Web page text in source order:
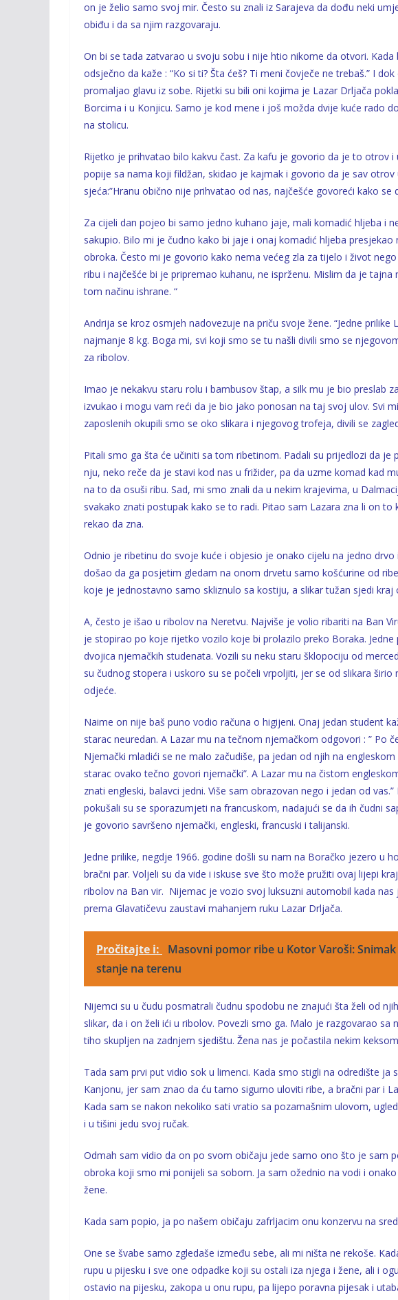
on je želio samo svoj mir. Često su znali iz Sarajeva da dođu neki
obiđu i da sa njim razgovaraju.
On bi se tada zatvarao u svoju sobu i nije htio nikome da otvori.
odsječno da kaže : “Ko si ti? Šta ćeš? Ti meni čovječe ne trebaš.” I
promaljao glavu iz sobe. Rijetki su bili oni kojima je Lazar Drljača
Borcima i u Konjicu. Samo je kod mene i još možda dvije kuće rado
na stolicu.
Rijetko je prihvatao bilo kakvu čast. Za kafu je govorio da je to otrov
popije sa nama koji fildžan, skidao je kajmak i govorio da je sav
sjeća:”Hranu obično nije prihvatao od nas, najčešće govoreći kako
Za cijeli dan pojeo bi samo jedno kuhano jaje, mali komadić hljeba i
sakupio. Bilo mi je čudno kako bi jaje i onaj komadić hljeba
obroka. Često mi je govorio kako nema većeg zla za tijelo i život
ribu i najčešće bi je pripremao kuhanu, ne isprženu. Mislim da je
tom načinu ishrane. “
Andrija se kroz osmjeh nadovezuje na priču svoje žene. “Jedne
najmanje 8 kg. Boga mi, svi koji smo se tu našli divili smo se
za ribolov.
Imao je nekakvu staru rolu i bambusov štap, a silk mu je bio preslab
izvukao i mogu vam reći da je bio jako ponosan na taj svoj ulov. Svi
zaposlenih okupili smo se oko slikara i njegovog trofeja, divili se
Pitali smo ga šta će učiniti sa tom ribetinom. Padali su prijedlozi da
nju, neko reče da je stavi kod nas u frižider, pa da uzme komad kad
na to da osuši ribu. Sad, mi smo znali da u nekim krajevima, u
svakako znati postupak kako se to radi. Pitao sam Lazara zna li on
rekao da zna.
Odnio je ribetinu do svoje kuće i objesio je onako cijelu na jedno drvo
došao da ga posjetim gledam na onom drvetu samo košćurine od
koje je jednostavno samo skliznulo sa kostiju, a slikar tužan sjedi kraj
A, često je išao u ribolov na Neretvu. Najviše je volio ribariti na Ban
je stopirao po koje rijetko vozilo koje bi prolazilo preko Boraka.
dvojica njemačkih studenata. Vozili su neku staru šklopociju od
su čudnog stopera i uskoro su se počeli vrpoljiti, jer se od slikara
odjeće.
Naime on nije baš puno vodio računa o higijeni. Onaj jedan student
starac neuredan. A Lazar mu na tečnom njemačkom odgovori : ” Po
Njemački mladići se ne malo začudiše, pa jedan od njih na
starac ovako tečno govori njemački”. A Lazar mu na čistom
znati engleski, balavci jedni. Više sam obrazovan nego i jedan od
pokušali su se sporazumjeti na francuskom, nadajući se da ih čudni
je govorio savršeno njemački, engleski, francuski i talijanski.
Jedne prilike, negdje 1966. godine došli su nam na Boračko jezero u
bračni par. Voljeli su da vide i iskuse sve što može pružiti ovaj lijepi
ribolov na Ban vir. Nijemac je vozio svoj luksuzni automobil kada
prema Glavatičevu zaustavi mahanjem ruku Lazar Drljača.
Pročitajte i:
Masovni pomor ribe u Kotor Varoši:
stanje na terenu
Nijemci su u čudu posmatrali čudnu spodobu ne znajući šta želi od
slikar, da i on želi ići u ribolov. Povezli smo ga. Malo je razgovarao
tiho skupljen na zadnjem sjedištu. Žena nas je počastila nekim
Tada sam prvi put vidio sok u limenci. Kada smo stigli na odredište
Kanjonu, jer sam znao da ću tamo sigurno uloviti ribe, a bračni par i
Kada sam se nakon nekoliko sati vratio sa pozamašnim ulovom,
i u tišini jedu svoj ručak.
Odmah sam vidio da on po svom običaju jede samo ono što je sam
obroka koji smo mi ponijeli sa sobom. Ja sam ožednio na vodi i
žene.
Kada sam popio, ja po našem običaju zafrljacim onu konzervu na
One se švabe samo zgledaše između sebe, ali mi ništa ne rekoše.
rupu u pijesku i sve one odpadke koji su ostali iza njega i žene, ali i
ostavio na pijesku, zakopa u onu rupu, pa lijepo poravna pijesak i